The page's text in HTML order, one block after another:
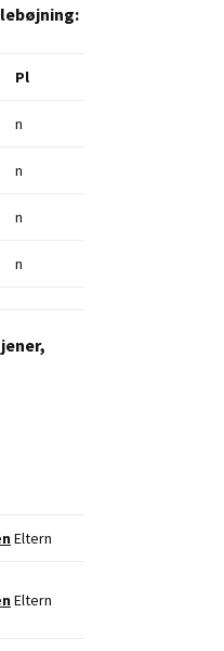
Pl
n
n
n
n
Eltern
Eltern